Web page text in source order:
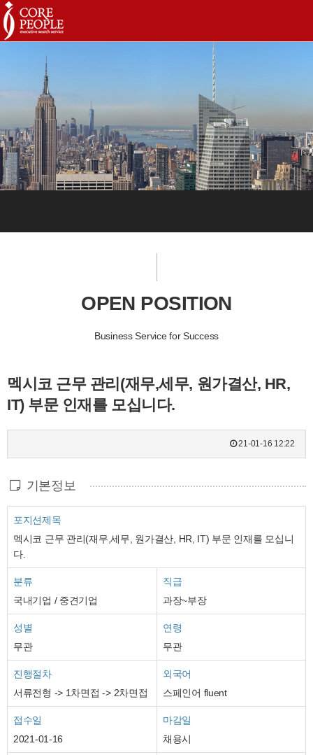
OPEN POSITION
OPEN POSITION
Business Service for Success
멕시코 근무 관리(재무,세무, 원가결산, HR,
IT) 부문 인재를 모십니다.
21-01-16 12:22
기본정보
포지션제목
멕시코 근무 관리(재무,세무, 원가결산, HR, IT) 부문 인재를 모십니
다.
분류
국내기업 / 중견기업
직급
과장~부장
성별
무관
연령
무관
진행절차
서류전형 -> 1차면접 -> 2차면접
외국어
스페인어 fluent
접수일
2021-01-16
마감일
채용시